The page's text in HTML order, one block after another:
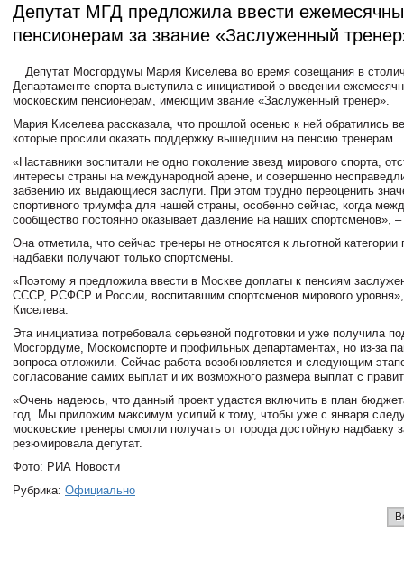
Депутат МГД предложила ввести
пенсионерам за звание «Заслуженный
Депутат Мосгордумы Мария Киселева во время совещания в
Департаменте спорта выступила с инициативой о введении
московским пенсионерам, имеющим звание «Заслуженный тренер».
Мария Киселева рассказала, что прошлой осенью к ней обратились
которые просили оказать поддержку вышедшим на пенсию тренерам.
«Наставники воспитали не одно поколение звезд мирового спорта,
интересы страны на международной арене, и совершенно
забвению их выдающиеся заслуги. При этом трудно переоценить
спортивного триумфа для нашей страны, особенно сейчас, когда
сообщество постоянно оказывает давление на наших спортсменов», –
Она отметила, что сейчас тренеры не относятся к льготной категории
надбавки получают только спортсмены.
«Поэтому я предложила ввести в Москве доплаты к пенсиям
СССР, РСФСР и России, воспитавшим спортсменов мирового
Киселева.
Эта инициатива потребовала серьезной подготовки и уже получила
Мосгордуме, Москомспорте и профильных департаментах, но из-за
вопроса отложили. Сейчас работа возобновляется и следующим
согласование самих выплат и их возможного размера выплат с
«Очень надеюсь, что данный проект удастся включить в план
год. Мы приложим максимум усилий к тому, чтобы уже с января
московские тренеры смогли получать от города достойную надбавку
резюмировала депутат.
Фото: РИА Новости
Рубрика: Официально